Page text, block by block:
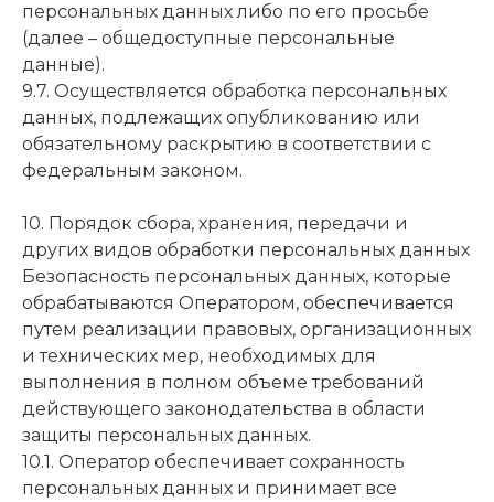
персональных данных либо по его просьбе
(далее – общедоступные персональные
данные).
9.7. Осуществляется обработка персональных
данных, подлежащих опубликованию или
обязательному раскрытию в соответствии с
федеральным законом.
10. Порядок сбора, хранения, передачи и
других видов обработки персональных данных
Безопасность персональных данных, которые
обрабатываются Оператором, обеспечивается
путем реализации правовых, организационных
и технических мер, необходимых для
выполнения в полном объеме требований
действующего законодательства в области
защиты персональных данных.
10.1. Оператор обеспечивает сохранность
персональных данных и принимает все